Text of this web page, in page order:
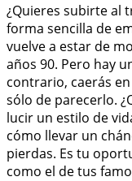
¿Quieres subirte al
forma sencilla de
vuelve a estar de
años 90. Pero hay
contrario, caerás
sólo de parecerlo.
lucir un estilo de
cómo llevar un
pierdas. Es tu
como el de tus